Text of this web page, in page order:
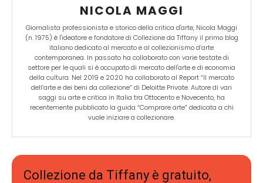
NICOLA MAGGI
Giornalista professionista e storico della critica d'arte, Nicola Maggi
(n. 1975) è l'ideatore e fondatore di Collezione da Tiffany il primo blog
italiano dedicato al mercato e al collezionismo d’arte
contemporanea. In passato ha collaborato con varie testate di
settore per le quali si è occupato di mercato dell'arte e di economia
della cultura. Nel 2019 e 2020 ha collaborato al Report “Il mercato
dell’arte e dei beni da collezione” di Deloitte Private. Autore di vari
saggi su arte e critica in Italia tra Ottocento e Novecento, ha
recentemente pubblicato la guida “Comprare arte” dedicata a chi
vuole iniziare a collezionare.
Collezione da Tiffany è gratuito,